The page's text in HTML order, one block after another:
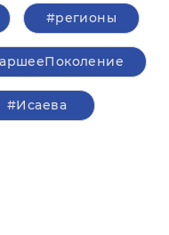
#регионы
#Исаева